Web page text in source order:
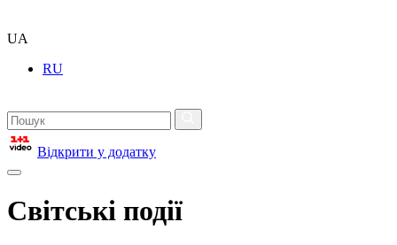
UA
RU
Відкрити у додатку
Світські події